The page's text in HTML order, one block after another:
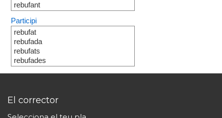
rebufant
Participi
rebufat
rebufada
rebufats
rebufades
El corrector